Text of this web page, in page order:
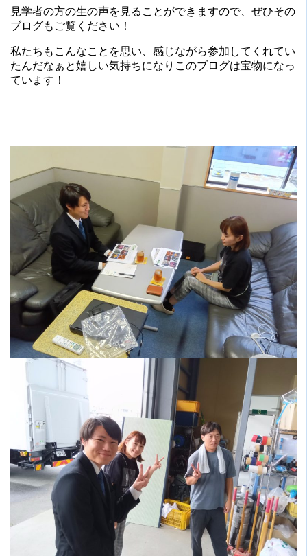
見学者の方の生の声を見ることができますので、ぜひその
ブログもご覧ください！
私たちもこんなことを思い、感じながら参加してくれてい
たんだなぁと嬉しい気持ちになりこのブログは宝物になっ
ています！